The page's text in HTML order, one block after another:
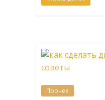
Прочее